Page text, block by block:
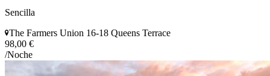
Sencilla
The Farmers Union 16-18 Queens Terrace
98,00 €
/Noche